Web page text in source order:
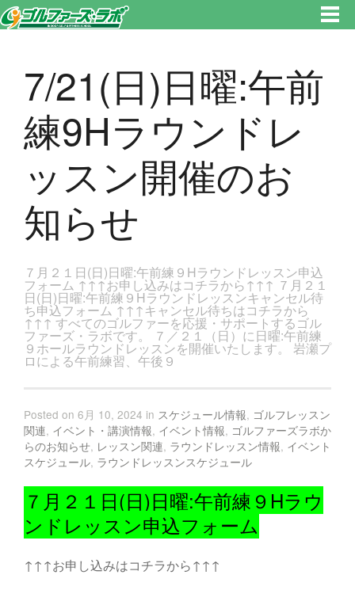
ジです。新宿区、若松河田で気軽にゴルフレッスン！
7/21(日)日曜:午前
練9Hラウンドレ
ッスン開催のお
知らせ
７月２１日(日)日曜:午前練９Hラウンドレッスン申込
フォーム ↑↑↑お申し込みはコチラから↑↑↑ ７月２１
日(日)日曜:午前練９Hラウンドレッスンキャンセル待
ち申込フォーム ↑↑↑キャンセル待ちはコチラから
↑↑↑ すべてのゴルファーを応援・サポートするゴル
ファーズ・ラボです。 ７／２１（日）に日曜:午前練
９ホールラウンドレッスンを開催いたします。 岩瀬プ
ロによる午前練習、午後９
Posted on 6月 10, 2024 in スケジュール情報, ゴルフレッスン
関連, イベント・講演情報, イベント情報, ゴルファーズラボか
らのお知らせ, レッスン関連, ラウンドレッスン情報, イベント
スケジュール, ラウンドレッスンスケジュール
７月２１日(日)日曜:午前練９Hラウ
ンドレッスン申込フォーム
↑↑↑お申し込みはコチラから↑↑↑